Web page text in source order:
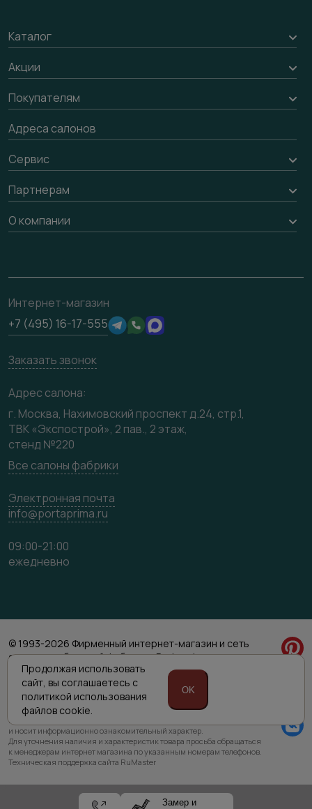
Каталог
Межкомнатные двери
Межкомнатные перегородки
Алюминиевые двери
Стеновые панели
Погонаж
Накладки на дверь
Акции
Акции компании
Покупателям
Доставка
Обмен и возврат
Гарантия
Вопрос-ответ
Техническая информация
Юридическая информация
Адреса салонов
Сервис
Вызов замерщика
Монтаж
Подготовка проемов
Партнерам
Дизайнерам / архитекторам
О компании
Сертификаты
Производство
Медиацентр
Видео
Карта сайта
Интернет-магазин
+7 (495) 16-17-555
Заказать звонок
Адрес салона:
г. Москва, Нахимовский проспект д.24, стр.1,
ТВК «Экспострой», 2 пав., 2 этаж,
стенд №220
Все салоны фабрики
Электронная почта
info@portaprima.ru
09:00-21:00
ежедневно
© 1993-2026 Фирменный интернет-магазин и сеть
салонов мебельной фабрики «Porta prima»
Политика обработки персональных данных
Согласие на обработку персональных данных
Приведенная на сайте информация не является публичной офертой
и носит информационно ознакомительный характер.
Для уточнения наличия и характеристик товара просьба обращаться
к менеджерам интернет магазина по указанным номерам телефонов.
Техническая поддержка сайта RuMaster
Замер и
Продолжая использовать
сайт, вы соглашаетесь с
политикой использования
файлов cookie.
OK